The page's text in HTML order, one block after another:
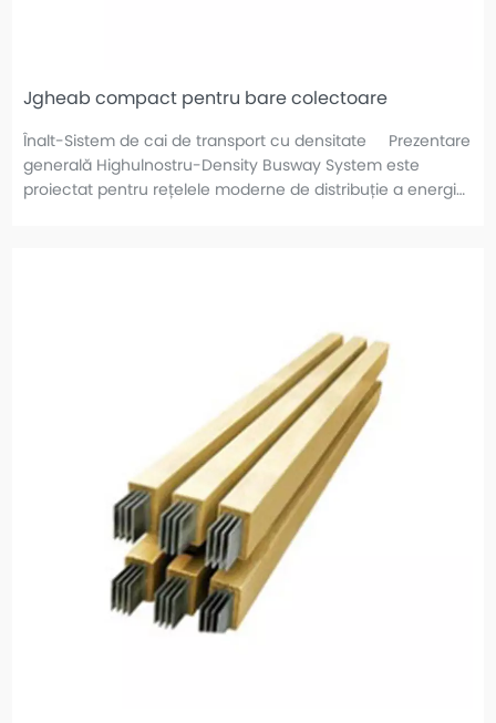
Jgheab compact pentru bare colectoare
Înalt-Sistem de cai de transport cu densitate Prezentare
generală Highulnostru-Density Busway System este
proiectat pentru rețelele moderne de distribuție a energiei